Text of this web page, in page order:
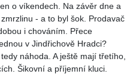
o víkendech. Na závěr dne a
- a to byl šok. Prodavač
i chováním. Přece
v Jindřichově Hradci?
náhoda. A ještě mají třetího,
Šikovní a příjemní kluci.